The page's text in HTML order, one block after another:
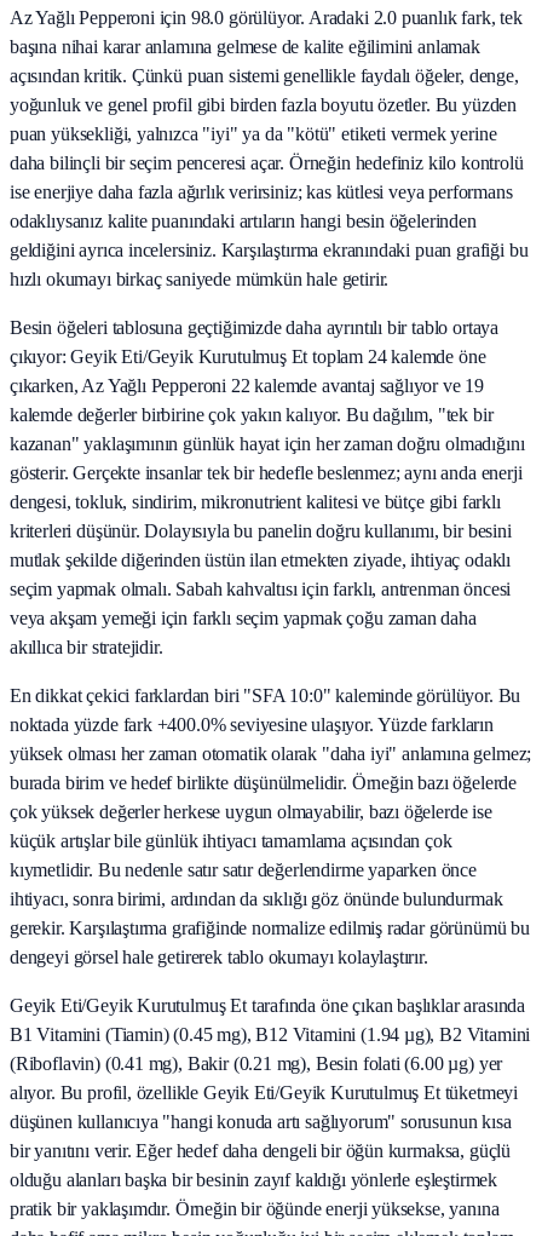
Az Yağlı Pepperoni için 98.0 görülüyor. Aradaki 2.0 puanlık fark, tek
başına nihai karar anlamına gelmese de kalite eğilimini anlamak
açısından kritik. Çünkü puan sistemi genellikle faydalı öğeler, denge,
yoğunluk ve genel profil gibi birden fazla boyutu özetler. Bu yüzden
puan yüksekliği, yalnızca "iyi" ya da "kötü" etiketi vermek yerine
daha bilinçli bir seçim penceresi açar. Örneğin hedefiniz kilo kontrolü
ise enerjiye daha fazla ağırlık verirsiniz; kas kütlesi veya performans
odaklıysanız kalite puanındaki artıların hangi besin öğelerinden
geldiğini ayrıca incelersiniz. Karşılaştırma ekranındaki puan grafiği bu
hızlı okumayı birkaç saniyede mümkün hale getirir.
Besin öğeleri tablosuna geçtiğimizde daha ayrıntılı bir tablo ortaya
çıkıyor: Geyik Eti/Geyik Kurutulmuş Et toplam 24 kalemde öne
çıkarken, Az Yağlı Pepperoni 22 kalemde avantaj sağlıyor ve 19
kalemde değerler birbirine çok yakın kalıyor. Bu dağılım, "tek bir
kazanan" yaklaşımının günlük hayat için her zaman doğru olmadığını
gösterir. Gerçekte insanlar tek bir hedefle beslenmez; aynı anda enerji
dengesi, tokluk, sindirim, mikronutrient kalitesi ve bütçe gibi farklı
kriterleri düşünür. Dolayısıyla bu panelin doğru kullanımı, bir besini
mutlak şekilde diğerinden üstün ilan etmekten ziyade, ihtiyaç odaklı
seçim yapmak olmalı. Sabah kahvaltısı için farklı, antrenman öncesi
veya akşam yemeği için farklı seçim yapmak çoğu zaman daha
akıllıca bir stratejidir.
En dikkat çekici farklardan biri "SFA 10:0" kaleminde görülüyor. Bu
noktada yüzde fark +400.0% seviyesine ulaşıyor. Yüzde farkların
yüksek olması her zaman otomatik olarak "daha iyi" anlamına gelmez;
burada birim ve hedef birlikte düşünülmelidir. Örneğin bazı öğelerde
çok yüksek değerler herkese uygun olmayabilir, bazı öğelerde ise
küçük artışlar bile günlük ihtiyacı tamamlama açısından çok
kıymetlidir. Bu nedenle satır satır değerlendirme yaparken önce
ihtiyacı, sonra birimi, ardından da sıklığı göz önünde bulundurmak
gerekir. Karşılaştırma grafiğinde normalize edilmiş radar görünümü bu
dengeyi görsel hale getirerek tablo okumayı kolaylaştırır.
Geyik Eti/Geyik Kurutulmuş Et tarafında öne çıkan başlıklar arasında
B1 Vitamini (Tiamin) (0.45 mg), B12 Vitamini (1.94 µg), B2 Vitamini
(Riboflavin) (0.41 mg), Bakir (0.21 mg), Besin folati (6.00 µg) yer
alıyor. Bu profil, özellikle Geyik Eti/Geyik Kurutulmuş Et tüketmeyi
düşünen kullanıcıya "hangi konuda artı sağlıyorum" sorusunun kısa
bir yanıtını verir. Eğer hedef daha dengeli bir öğün kurmaksa, güçlü
olduğu alanları başka bir besinin zayıf kaldığı yönlerle eşleştirmek
pratik bir yaklaşımdır. Örneğin bir öğünde enerji yüksekse, yanına